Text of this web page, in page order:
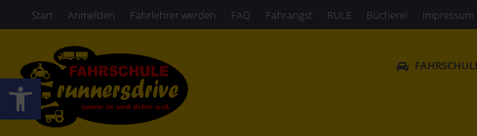
Werkzeugleiste öffnen
Start Anmelden Fahrlehrer werden FAQ Fahrangst RULE Bücherei Impressum